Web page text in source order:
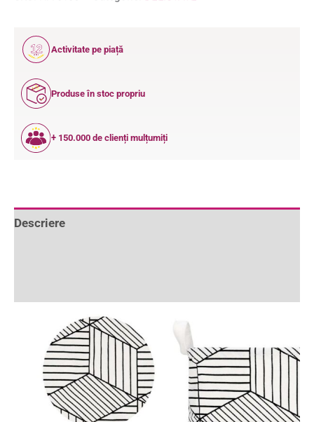
12
ANI
Activitate pe piață
Produse în stoc propriu
+ 150.000 de clienți mulțumiți
Descriere